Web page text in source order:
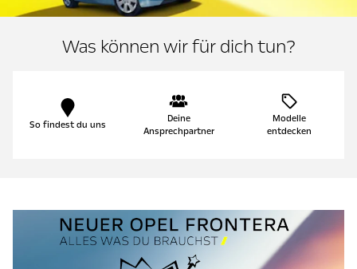
Was können wir für dich tun?
So findest du uns
Deine
Ansprechpartner
Modelle
entdecken